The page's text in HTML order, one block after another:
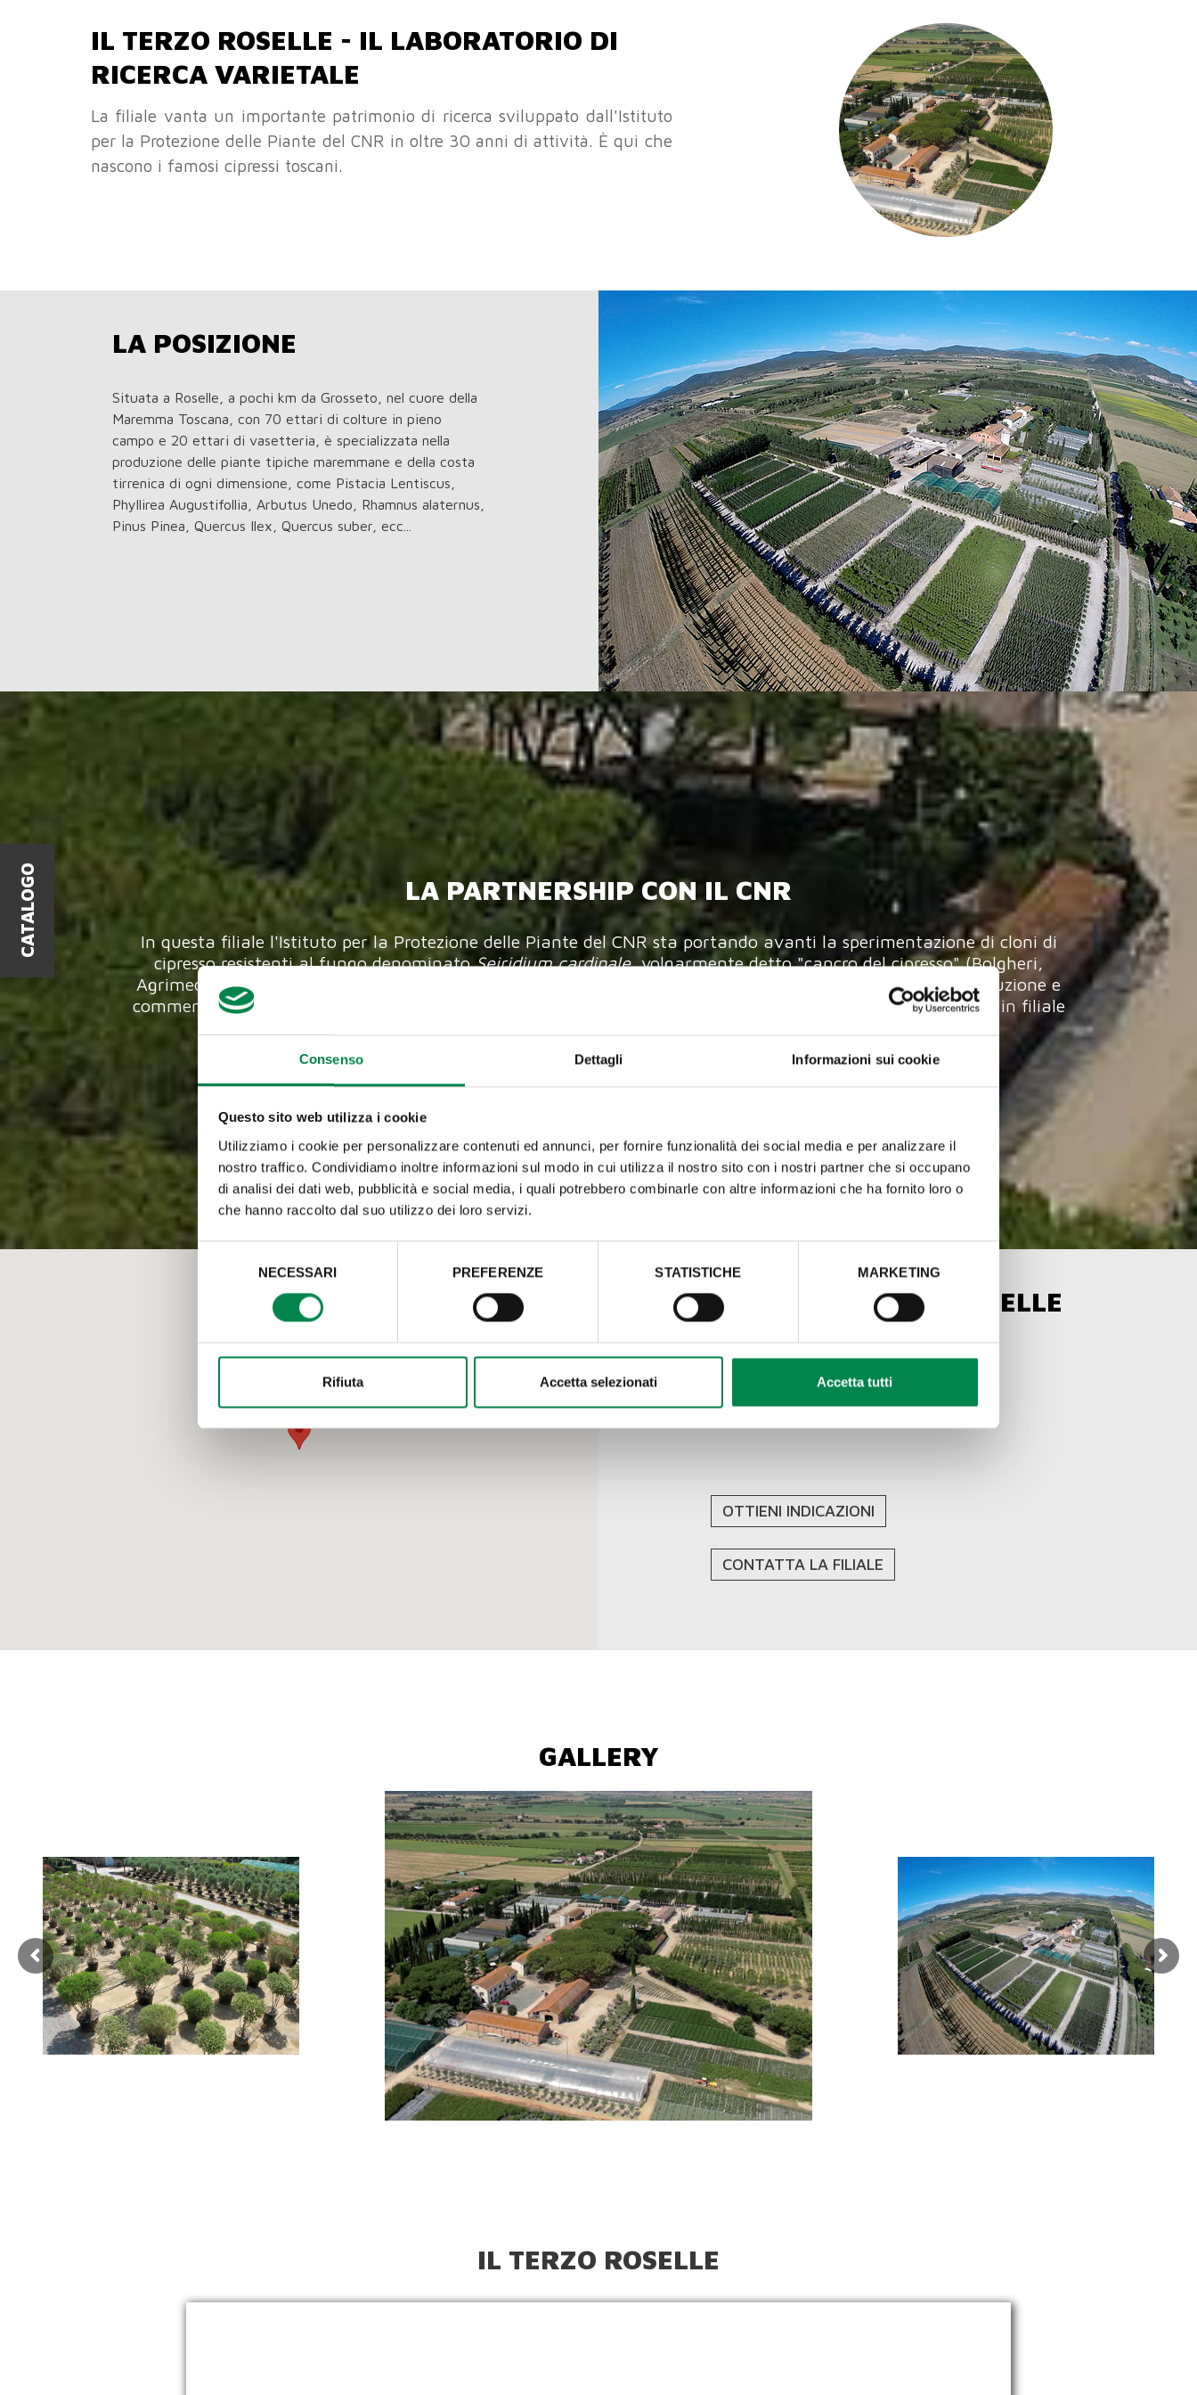
Consenso Dettagli Informazioni sui cookie
Questo sito web utilizza i cookie
Utilizziamo i cookie per personalizzare contenuti ed annunci, per fornire funzionalità dei social media e per analizzare il
nostro traffico. Condividiamo inoltre informazioni sul modo in cui utilizza il nostro sito con i nostri partner che si occupano
di analisi dei dati web, pubblicità e social media, i quali potrebbero combinarle con altre informazioni che ha fornito loro o
che hanno raccolto dal suo utilizzo dei loro servizi.
Selezione
NECESSARI PREFERENZE STATISTICHE MARKETING
Rifiuta Accetta selezionati Accetta tutti
IL TERZO ROSELLE - IL LABORATORIO DI
RICERCA VARIETALE
La filiale vanta un importante patrimonio di ricerca sviluppato dall'Istituto
per la Protezione delle Piante del CNR in oltre 30 anni di attività. È qui che
nascono i famosi cipressi toscani.
LA POSIZIONE
Situata a Roselle, a pochi km da Grosseto, nel cuore della
Maremma Toscana, con 70 ettari di colture in pieno
campo e 20 ettari di vasetteria, è specializzata nella
produzione delle piante tipiche maremmane e della costa
tirrenica di ogni dimensione, come Pistacia Lentiscus,
Phyllirea Augustifollia, Arbutus Unedo, Rhamnus alaternus,
Pinus Pinea, Quercus Ilex, Quercus suber, ecc...
LA PARTNERSHIP CON IL CNR
In questa filiale l'Istituto per la Protezione delle Piante del CNR sta portando avanti la sperimentazione di cloni di
cipresso resistenti al fungo denominatoSeiridium cardinale, volgarmente detto "cancro del cipresso" (Bolgheri,
Agrimed, Mediterraneo e Italico di cui la Giorgio Tesi Group ha la coesclusiva a livello mondiale per la produzione e
commercializzazione). Queste varietà, dalle piante giovani agli esemplari di oltre 10 metri, sono disponibili in filiale
FILIALE DI TERZO ROSELLE
Loc. Casoni del Terzo
58100 Roselle (GR), Italia
OTTIENI INDICAZIONI
CONTATTA LA FILIALE
GALLERY
IL TERZO ROSELLE
CATALOGO